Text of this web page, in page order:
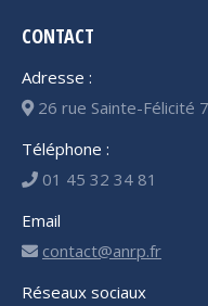
CONTACT
Adresse :
26 rue Sainte-Félicité
Téléphone :
01 45 32 34 81
Email
contact@anrp.fr
Réseaux sociaux